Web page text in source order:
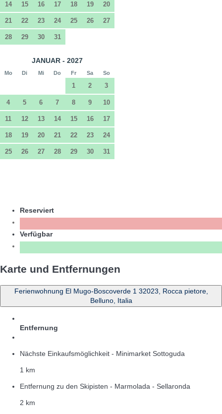
14 15 16 17 18 19 20
21 22 23 24 25 26 27
28 29 30 31
JANUAR - 2027
Mo Di Mi Do Fr Sa So
1 2 3
4 5 6 7 8 9 10
11 12 13 14 15 16 17
18 19 20 21 22 23 24
25 26 27 28 29 30 31
Reserviert
Verfügbar
Karte und Entfernungen
Ferienwohnung El Mugo-Boscoverde 1 32023, Rocca pietore,
Belluno, Italia
Entfernung
Nächste Einkaufsmöglichkeit - Minimarket Sottoguda
1 km
Entfernung zu den Skipisten - Marmolada - Sellaronda
2 km